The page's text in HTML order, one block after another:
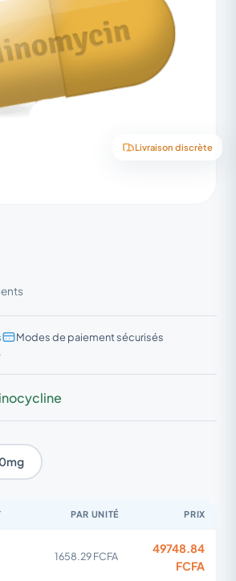
Livraison discrète
Modes de paiement sécurisés
PAR UNITÉ PRIX
1658.29 FCFA
49748.84
FCFA